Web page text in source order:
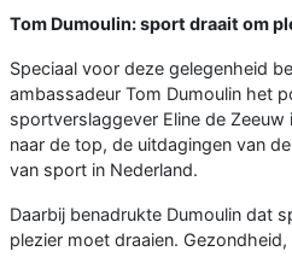
Tom Dumoulin: sport draait om
Speciaal voor deze gelegenheid
ambassadeur Tom Dumoulin het
sportverslaggever Eline de
naar de top, de uitdagingen van
van sport in Nederland.
Daarbij benadrukte Dumoulin dat
plezier moet draaien.